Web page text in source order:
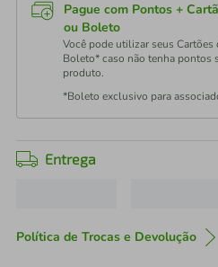
Pague com Pontos +
ou Boleto
Você pode utilizar seus Cartões
Boleto* caso não tenha pontos
produto.
*Boleto exclusivo para
Entrega
Política de Trocas e Devolução